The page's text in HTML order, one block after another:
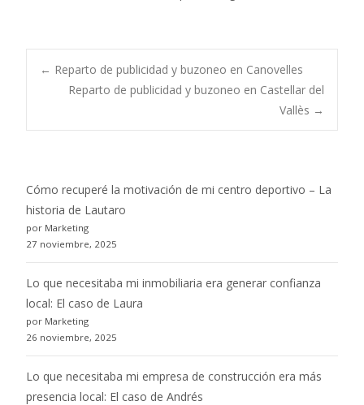
Post
navigation
← Reparto de publicidad y buzoneo en Canovelles
Reparto de publicidad y buzoneo en Castellar del
Vallès →
Cómo recuperé la motivación de mi centro deportivo – La
historia de Lautaro
por Marketing
27 noviembre, 2025
Lo que necesitaba mi inmobiliaria era generar confianza
local: El caso de Laura
por Marketing
26 noviembre, 2025
Lo que necesitaba mi empresa de construcción era más
presencia local: El caso de Andrés